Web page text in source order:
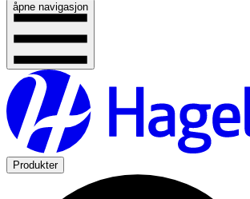
åpne navigasjon
Produkter